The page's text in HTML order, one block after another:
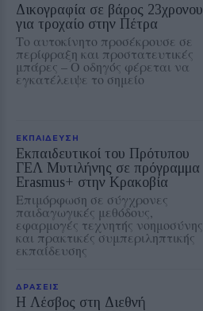
Δικογραφία σε βάρος 23χρονου
για τροχαίο στην Πέτρα
Το αυτοκίνητο προσέκρουσε σε
περίφραξη και προστατευτικές
μπάρες – Ο οδηγός φέρεται να
εγκατέλειψε το σημείο
ΕΚΠΑΙΔΕΥΣΗ
Εκπαιδευτικοί του Πρότυπου
ΓΕΛ Μυτιλήνης σε πρόγραμμα
Erasmus+ στην Κρακοβία
Επιμόρφωση σε σύγχρονες
παιδαγωγικές μεθόδους,
εφαρμογές τεχνητής νοημοσύνης
και πρακτικές συμπεριληπτικής
εκπαίδευσης
ΔΡΑΣΕΙΣ
Η Λέσβος στη Διεθνή